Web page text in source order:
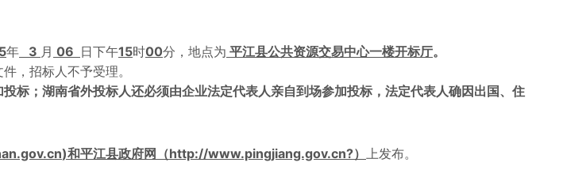
年 3 月 06 日下午15时00分，地点为 平江县公共资源交易中心一楼开标厅。
，招标人不予受理。
标；湖南省外投标人还必须由企业法定代表人亲自到场参加投标，法定代表人确因出国、住
)和平江县政府网 （http://www.pingjiang.gov.cn?） 上发布。